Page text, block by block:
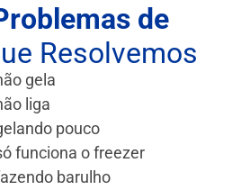
de
Resolvemos
gela
liga
pouco
funciona o freezer
barulho